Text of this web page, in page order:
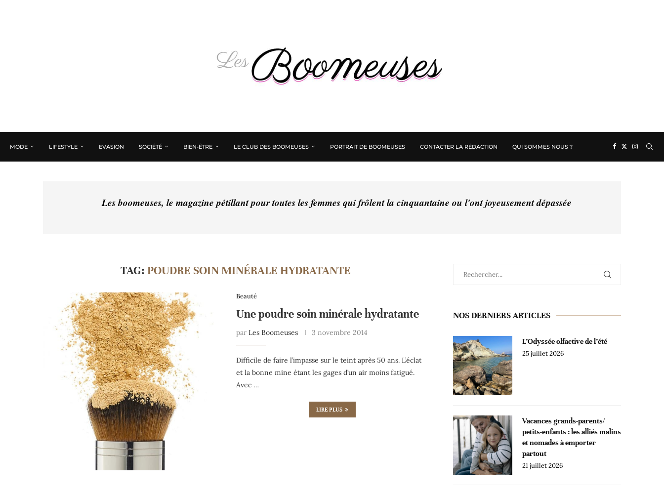
MODE LIFESTYLE EVASION SOCIÉTÉ BIEN-ÊTRE LE CLUB DES BOOMEUSES PORTRAIT DE BOOMEUSES CONTACTER LA RÉDACTION QUI SOMMES NOUS ?
Les boomeuses, le magazine pétillant pour toutes les femmes qui frôlent la cinquantaine ou l'ont joyeusement dépassée
TAG: POUDRE SOIN MINÉRALE HYDRATANTE
Beauté
Une poudre soin minérale hydratante
par Les Boomeuses 3 novembre 2014
Difficile de faire l’impasse sur le teint après 50 ans. L’éclat
et la bonne mine étant les gages d’un air moins fatigué.
Avec …
LIRE PLUS
NOS DERNIERS ARTICLES
L’Odyssée olfactive de l’été
25 juillet 2026
Vacances grands-parents/
petits-enfants : les alliés malins
et nomades à emporter
partout
21 juillet 2026